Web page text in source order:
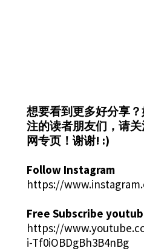
想要看到更多好分享
注的读者朋友们，请
网专页！谢谢! :)
Follow Instagram
https://
Free Subscribe
https://
i-Tf0iOBDgBh3B4nBg